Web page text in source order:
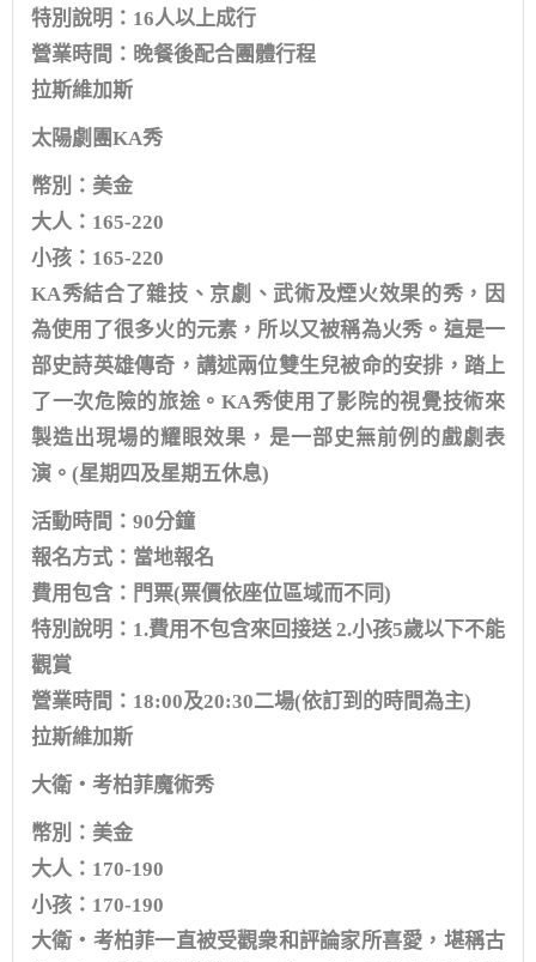
特別說明：16人以上成行
營業時間：晚餐後配合團體行程
拉斯維加斯
太陽劇團KA秀
幣別：美金
大人：165-220
小孩：165-220
KA秀結合了雜技、京劇、武術及煙火效果的秀，因
為使用了很多火的元素，所以又被稱為火秀。這是一
部史詩英雄傳奇，講述兩位雙生兒被命的安排，踏上
了一次危險的旅途。KA秀使用了影院的視覺技術來
製造出現場的耀眼效果，是一部史無前例的戲劇表
演。(星期四及星期五休息)
活動時間：90分鐘
報名方式：當地報名
費用包含：門票(票價依座位區域而不同)
特別說明：1.費用不包含來回接送 2.小孩5歲以下不能
觀賞
營業時間：18:00及20:30二場(依訂到的時間為主)
拉斯維加斯
大衛‧考柏菲魔術秀
幣別：美金
大人：170-190
小孩：170-190
大衛‧考柏菲一直被受觀衆和評論家所喜愛，堪稱古